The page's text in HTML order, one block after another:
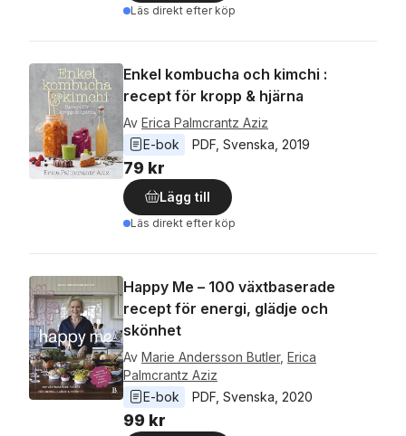
Läs direkt efter köp
Enkel kombucha och kimchi :
recept för kropp & hjärna
Av Erica Palmcrantz Aziz
E-bok
PDF Svenska 2019
79 kr
Lägg till
Läs direkt efter köp
Happy Me – 100 växtbaserade
recept för energi, glädje och
skönhet
Av Marie Andersson Butler, Erica
Palmcrantz Aziz
E-bok
PDF Svenska 2020
99 kr